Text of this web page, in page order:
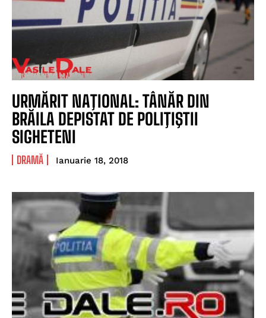
URMĂRIT NAŢIONAL: TÂNĂR DIN
BRĂILA DEPISTAT DE POLIŢIŞTII
SIGHETENI
DRAMĂ Ianuarie 18, 2018